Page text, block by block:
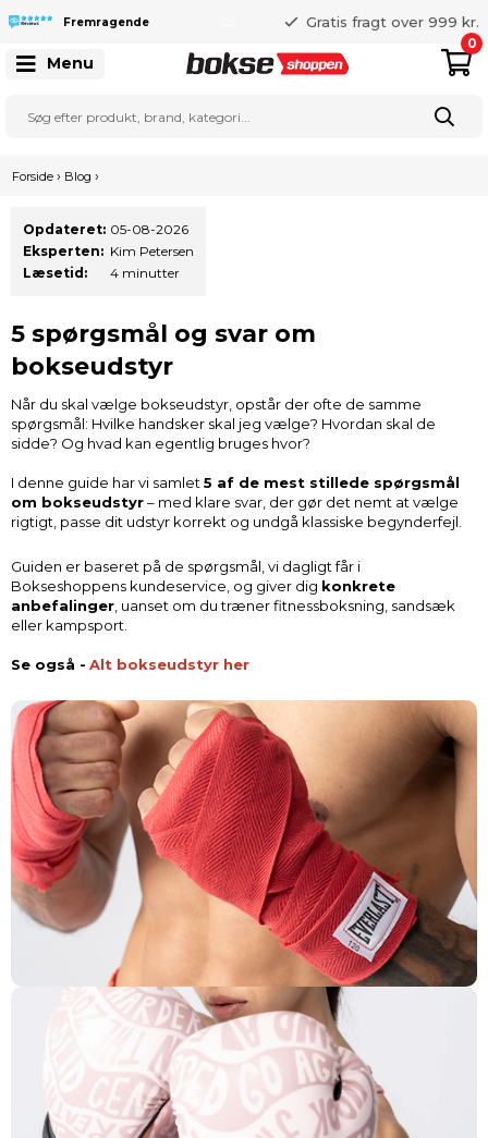
Gratis fragt over 999 kr.
25 127 127
Fremragende
Menu
0
Forside › Blog ›
Opdateret: 05-08-2026
Eksperten: Kim Petersen
Læsetid:
4 minutter
5 spørgsmål og svar om
bokseudstyr
Når du skal vælge bokseudstyr, opstår der ofte de samme
spørgsmål: Hvilke handsker skal jeg vælge? Hvordan skal de
sidde? Og hvad kan egentlig bruges hvor?
I denne guide har vi samlet 5 af de mest stillede spørgsmål
om bokseudstyr– med klare svar, der gør det nemt at vælge
rigtigt, passe dit udstyr korrekt og undgå klassiske begynderfejl.
Guiden er baseret på de spørgsmål, vi dagligt får i
Bokseshoppens kundeservice, og giver dig konkrete
anbefalinger, uanset om du træner fitnessboksning, sandsæk
eller kampsport.
Se også - Alt bokseudstyr her